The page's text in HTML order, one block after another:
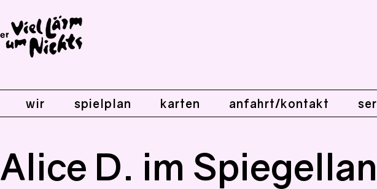
wir spielplan karten anfahrt/kontakt
Alice D. im